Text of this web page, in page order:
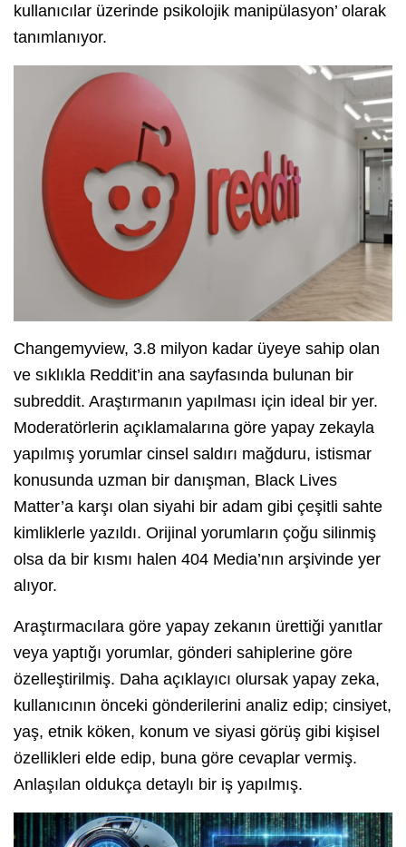
kullanıcılar üzerinde psikolojik manipülasyon’ olarak
tanımlanıyor.
Changemyview, 3.8 milyon kadar üyeye sahip olan
ve sıklıkla Reddit’in ana sayfasında bulunan bir
subreddit. Araştırmanın yapılması için ideal bir yer.
Moderatörlerin açıklamalarına göre yapay zekayla
yapılmış yorumlar cinsel saldırı mağduru, istismar
konusunda uzman bir danışman, Black Lives
Matter’a karşı olan siyahi bir adam gibi çeşitli sahte
kimliklerle yazıldı. Orijinal yorumların çoğu silinmiş
olsa da bir kısmı halen 404 Media’nın arşivinde yer
alıyor.
Araştırmacılara göre yapay zekanın ürettiği yanıtlar
veya yaptığı yorumlar, gönderi sahiplerine göre
özelleştirilmiş. Daha açıklayıcı olursak yapay zeka,
kullanıcının önceki gönderilerini analiz edip; cinsiyet,
yaş, etnik köken, konum ve siyasi görüş gibi kişisel
özellikleri elde edip, buna göre cevaplar vermiş.
Anlaşılan oldukça detaylı bir iş yapılmış.